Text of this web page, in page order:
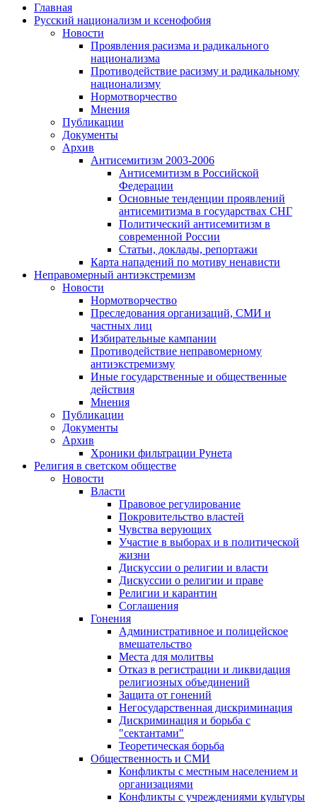
Главная
Русский национализм и ксенофобия
Новости
Проявления расизма и радикального
национализма
Противодействие расизму и радикальному
национализму
Нормотворчество
Мнения
Публикации
Документы
Архив
Антисемитизм 2003-2006
Антисемитизм в Российской
Федерации
Основные тенденции проявлений
антисемитизма в государствах СНГ
Политический антисемитизм в
современной России
Статьи, доклады, репортажи
Карта нападений по мотиву ненависти
Неправомерный антиэкстремизм
Новости
Нормотворчество
Преследования организаций, СМИ и
частных лиц
Избирательные кампании
Противодействие неправомерному
антиэкстремизму
Иные государственные и общественные
действия
Мнения
Публикации
Документы
Архив
Хроники фильтрации Рунета
Религия в светском обществе
Новости
Власти
Правовое регулирование
Покровительство властей
Чувства верующих
Участие в выборах и в политической
жизни
Дискуссии о религии и власти
Дискуссии о религии и праве
Религии и карантин
Соглашения
Гонения
Административное и полицейское
вмешательство
Места для молитвы
Отказ в регистрации и ликвидация
религиозных объединений
Защита от гонений
Негосударственная дискриминация
Дискриминация и борьба с
"сектантами"
Теоретическая борьба
Общественность и СМИ
Конфликты с местным населением и
организациями
Конфликты с учреждениями культуры